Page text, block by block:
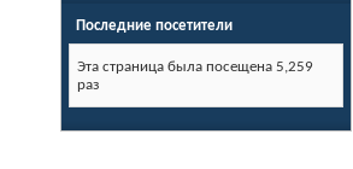
Последние посетители
Эта страница была посещена 5,259
раз